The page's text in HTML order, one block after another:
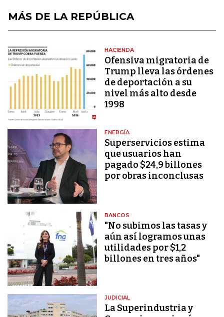
MÁS DE LA REPÚBLICA
HACIENDA
Ofensiva migratoria de
Trump lleva las órdenes
de deportación a su
nivel más alto desde
1998
ENERGÍA
Superservicios estima
que usuarios han
pagado $24,9 billones
por obras inconclusas
BANCOS
"No subimos las tasas y
aún así logramos unas
utilidades por $1,2
billones en tres años"
JUDICIAL
La Superindustria y